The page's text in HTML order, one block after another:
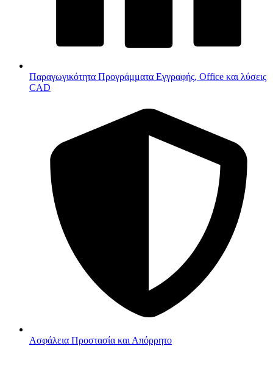
Παραγωγικότητα Προγράμματα Εγγραφής, Office και λύσεις
CAD
Ασφάλεια Προστασία και Απόρρητο